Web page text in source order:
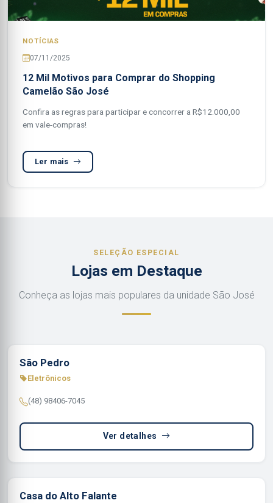
NOTÍCIAS
07/11/2025
12 Mil Motivos para Comprar do Shopping
Camelão São José
Confira as regras para participar e concorrer a R$12.000,00
em vale-compras!
Ler mais
SELEÇÃO ESPECIAL
Lojas em Destaque
Conheça as lojas mais populares da unidade São José
São Pedro
Eletrônicos
(48) 98406-7045
Ver detalhes
Casa do Alto Falante